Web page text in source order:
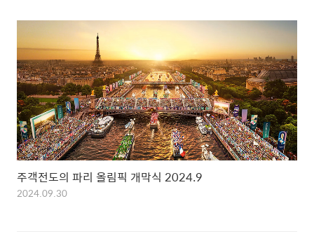
주객전도의 파리 올림픽 개막식 2024.9
2024.09.30